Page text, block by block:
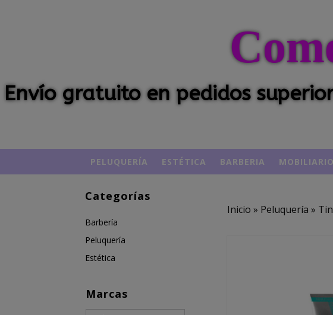
Envío gratuito en pedidos
PELUQUERÍA ESTÉTICA BARBERIA MOBILIARIO
Categorías
Barbería
Peluquería
Estética
Marcas
Inicio » Peluquería »